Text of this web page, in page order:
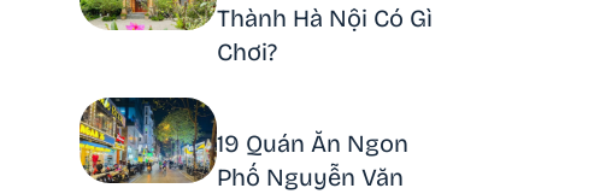
Thành Hà Nội Có Gì
Chơi?
19 Quán Ăn Ngon
Phố Nguyễn Văn